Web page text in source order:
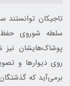
سلطه شوروی
پوشاک‌هایشان
روی دیوارها و
برمی‌آید که